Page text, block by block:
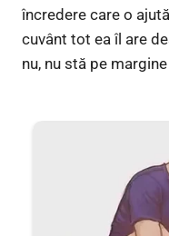
încredere care o
cuvânt tot ea îl are
nu, nu stă pe